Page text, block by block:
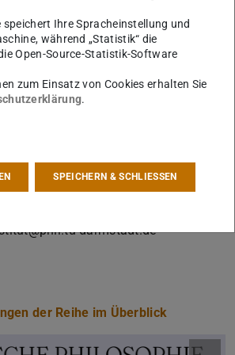
Buch besprochen. Es ist
hier
10-13 Uhr, S315/206
am 31. November und 01.
zu Gast im Buchforum der
Weitere Informationen finden Sie
für den Workshop! wird gebeten!
darmstadt.de
der Reihe im Überblick
speichert Ihre Spracheinstellung und
während „Statistik“ die
Open-Source-Statistik-Software
zum Einsatz von Cookies erhalten Sie
.
SPEICHERN & SCHLIESSEN